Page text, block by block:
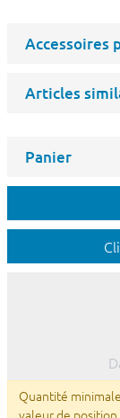
Accessoires
Articles
Panier
Quantité